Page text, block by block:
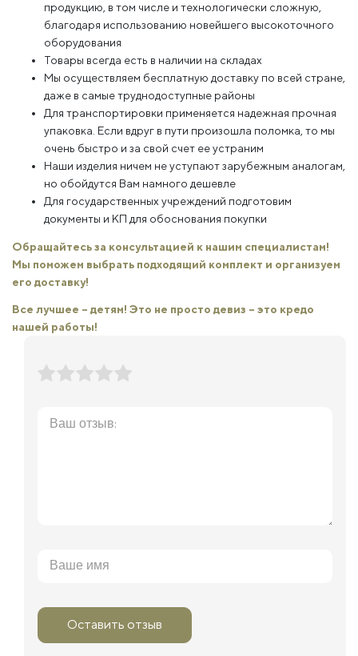
продукцию, в том числе и технологически сложную,
благодаря использованию новейшего высокоточного
оборудования
Товары всегда есть в наличии на складах
Мы осуществляем бесплатную доставку по всей стране,
даже в самые труднодоступные районы
Для транспортировки применяется надежная прочная
упаковка. Если вдруг в пути произошла поломка, то мы
очень быстро и за свой счет ее устраним
Наши изделия ничем не уступают зарубежным аналогам,
но обойдутся Вам намного дешевле
Для государственных учреждений подготовим
документы и КП для обоснования покупки
Обращайтесь за консультацией к нашим специалистам!
Мы поможем выбрать подходящий комплект и организуем
его доставку!
Все лучшее – детям! Это не просто девиз – это кредо
нашей работы!
Оставить отзыв